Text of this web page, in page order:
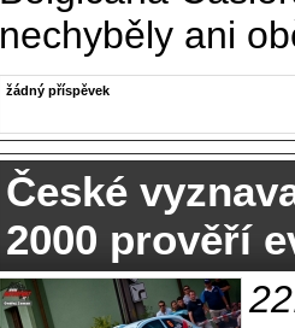
nechyběly ani
žádný příspěvek
České
2000 prověří